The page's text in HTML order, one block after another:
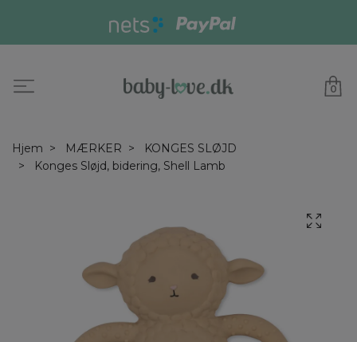
0
Hjem MÆRKER
KONGES SLØJD
Konges Sløjd, bidering, Shell Lamb